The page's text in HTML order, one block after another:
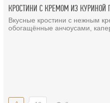
КРОСТИНИ С КРЕМОМ ИЗ КУРИНОЙ
Вкусные кростини с нежным
обогащённые анчоусами,